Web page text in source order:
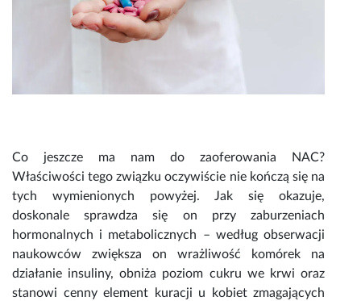
Co jeszcze ma nam do zaoferowania
NAC?
Właściwości tego związku oczywiście nie kończą się na
tych wymienionych powyżej. Jak się okazuje,
doskonale sprawdza się on przy zaburzeniach
hormonalnych i metabolicznych – według obserwacji
naukowców zwiększa on wrażliwość komórek na
działanie insuliny, obniża poziom cukru we krwi oraz
stanowi cenny element kuracji u kobiet zmagających